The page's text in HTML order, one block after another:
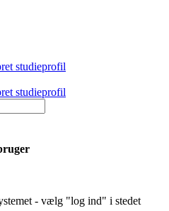
studieprofil
studieprofil
- vælg "log ind" i stedet